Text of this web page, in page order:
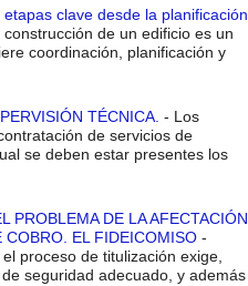
clave desde la planificación
de un edificio es un
coordinación, planificación y
TÉCNICA. - Los
de servicios de
se deben estar presentes los
PROBLEMA DE LA AFECTACIÓN
COBRO. EL FIDEICOMISO -
proceso de titulización exige,
seguridad adecuado, y además